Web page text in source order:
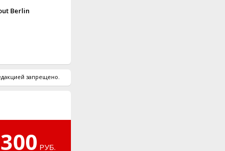
Berlin
запрещено.
300 РУБ.